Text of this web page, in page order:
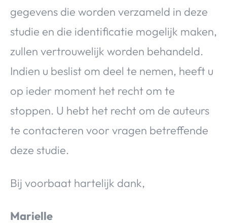
gegevens die worden verzameld in deze
studie en die identificatie mogelijk maken,
zullen vertrouwelijk worden behandeld.
Indien u beslist om deel te nemen, heeft u
op ieder moment het recht om te
stoppen. U hebt het recht om de auteurs
te contacteren voor vragen betreffende
deze studie.
Bij voorbaat hartelijk dank,
Marielle